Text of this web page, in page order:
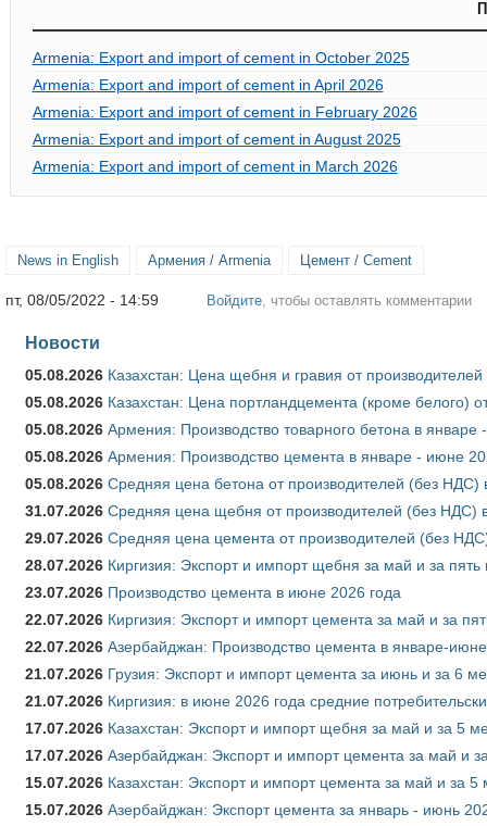
Armenia: Export and import of cement in October 2025
Armenia: Export and import of cement in April 2026
Armenia: Export and import of cement in February 2026
Armenia: Export and import of cement in August 2025
Armenia: Export and import of cement in March 2026
News in English Армения / Armenia Цемент / Cement
пт, 08/05/2022 - 14:59 Войдите , чтобы оставлять комментарии
Новости
05.08.2026 Казахстан: Цена щебня и гравия от
05.08.2026 Казахстан: Цена портландцемента (кроме белого)
05.08.2026 Армения: Производство товарного бетона в январе
05.08.2026 Армения: Производство цемента в январе - июне
05.08.2026 Средняя цена бетона от производителей (без НДС)
31.07.2026 Средняя цена щебня от производителей (без НДС)
29.07.2026 Средняя цена цемента от производителей (без
28.07.2026 Киргизия: Экспорт и импорт щебня за май и за
23.07.2026 Производство цемента в июне 2026 года
22.07.2026 Киргизия: Экспорт и импорт цемента за май и за
22.07.2026 Азербайджан: Производство цемента в январе-
21.07.2026 Грузия: Экспорт и импорт цемента за июнь и за 6
21.07.2026 Киргизия: в июне 2026 года средние
17.07.2026 Казахстан: Экспорт и импорт щебня за май и за 5
17.07.2026 Азербайджан: Экспорт и импорт цемента за май и
15.07.2026 Казахстан: Экспорт и импорт цемента за май и за
15.07.2026 Азербайджан: Экспорт цемента за январь - июнь